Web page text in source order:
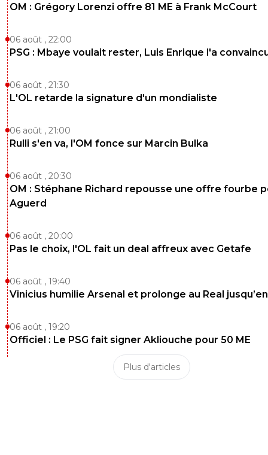
OM : Grégory Lorenzi offre 81 ME à Frank McCourt
06 août , 22:00
PSG : Mbaye voulait rester, Luis Enrique l'a
06 août , 21:30
L'OL retarde la signature d'un mondialiste
06 août , 21:00
Rulli s'en va, l'OM fonce sur Marcin Bulka
06 août , 20:30
OM : Stéphane Richard repousse une offre fourbe
Aguerd
06 août , 20:00
Pas le choix, l'OL fait un deal affreux avec Getafe
06 août , 19:40
Vinicius humilie Arsenal et prolonge au Real
06 août , 19:20
Officiel : Le PSG fait signer Akliouche pour 50 ME
Plus d'articles